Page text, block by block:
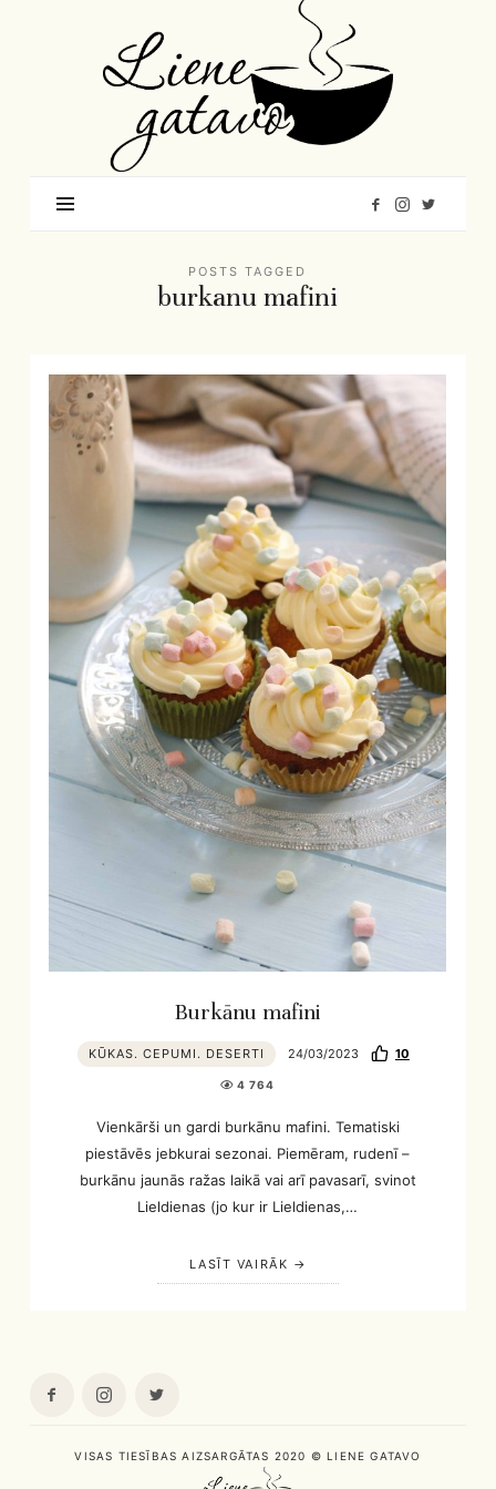
Gatavo
–
Mana
garšu
pasaule
POSTS TAGGED
burkanu mafini
Burkānu mafini
KŪKAS. CEPUMI. DESERTI 24/03/2023 10
4 764
Vienkārši un gardi burkānu mafini. Tematiski
piestāvēs jebkurai sezonai. Piemēram, rudenī –
burkānu jaunās ražas laikā vai arī pavasarī, svinot
Lieldienas (jo kur ir Lieldienas,…
LASĪT VAIRĀK
VISAS TIESĪBAS AIZSARGĀTAS 2020 © LIENE GATAVO